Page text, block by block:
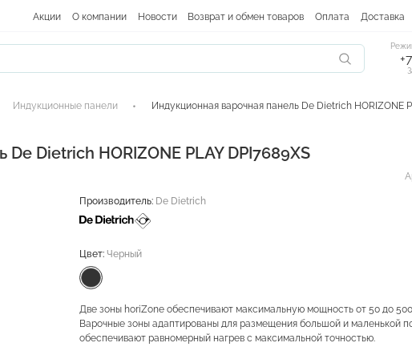
Акции О компании Новости Возврат и обмен товаров Оплата Доставка
Индукционные панели Индукционная варочная панель De Dietrich HORIZONE
Dietrich HORIZONE PLAY DPI7689XS
Производитель: De Dietrich
Цвет: Черный
Две зоны horiZone обеспечивают максимальную мощность от 50 до
Варочные зоны адаптированы для размещения большой и маленькой
обеспечивают равномерный нагрев с максимальной точностью.